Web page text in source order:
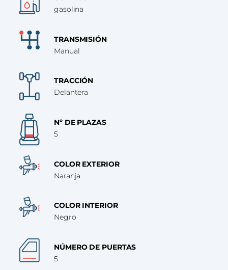
gasolina
TRANSMISIÓN
Manual
TRACCIÓN
Delantera
Nº DE PLAZAS
5
COLOR EXTERIOR
Naranja
COLOR INTERIOR
Negro
NÚMERO DE PUERTAS
5